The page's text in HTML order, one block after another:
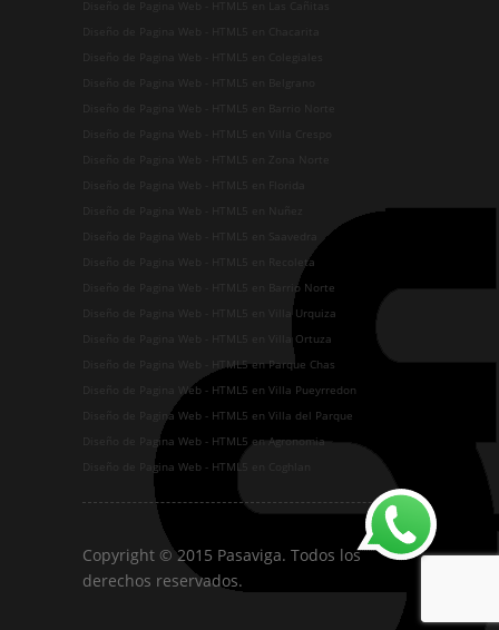
Diseño de Pagina Web - HTML5 en Las Cañitas
Diseño de Pagina Web - HTML5 en Chacarita
Diseño de Pagina Web - HTML5 en Colegiales
Diseño de Pagina Web - HTML5 en Belgrano
Diseño de Pagina Web - HTML5 en Barrio Norte
Diseño de Pagina Web - HTML5 en Villa Crespo
Diseño de Pagina Web - HTML5 en Zona Norte
Diseño de Pagina Web - HTML5 en Florida
Diseño de Pagina Web - HTML5 en Nuñez
Diseño de Pagina Web - HTML5 en Saavedra
Diseño de Pagina Web - HTML5 en Recoleta
Diseño de Pagina Web - HTML5 en Barrio Norte
Diseño de Pagina Web - HTML5 en Villa Urquiza
Diseño de Pagina Web - HTML5 en Villa Ortuza
Diseño de Pagina Web - HTML5 en Parque Chas
Diseño de Pagina Web - HTML5 en Villa Pueyrredon
Diseño de Pagina Web - HTML5 en Villa del Parque
Diseño de Pagina Web - HTML5 en Agronomia
Diseño de Pagina Web - HTML5 en Coghlan
Copyright © 2015 Pasaviga. Todos los
derechos reservados.